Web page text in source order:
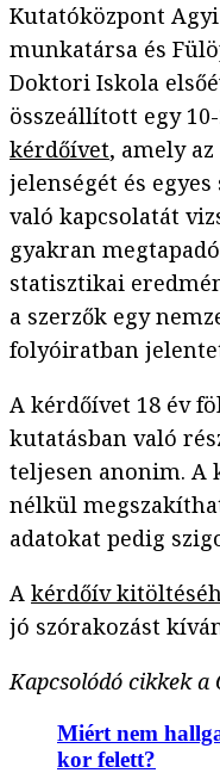
Kutatóközpont
munkatársa és
Doktori Iskola
összeállított egy
kérdőívet, amely
jelenségét és
való kapcsolatát
gyakran
statisztikai
a szerzők egy
folyóiratban
A kérdőívet 18 év
kutatásban való
teljesen anonim.
nélkül
adatokat pedig
A kérdőív
jó szórakozást
Kapcsolódó cikkek a
Miért nem
kor felett?